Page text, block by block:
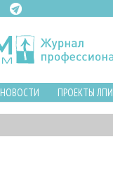
НОВОСТИ ПРОЕКТЫ ЛПИ